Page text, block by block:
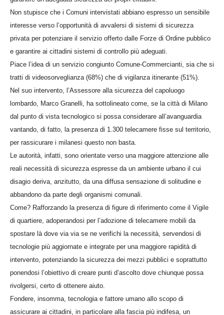
Non stupisce che i Comuni intervistati abbiano espresso un sensibile
interesse verso l’opportunità di avvalersi di sistemi di sicurezza
privata per potenziare il servizio offerto dalle Forze di Ordine pubblico
e garantire ai cittadini sistemi di controllo più adeguati.
Piace l’idea di un servizio congiunto Comune-Commercianti, sia che si
tratti di videosorveglianza (68%) che di vigilanza itinerante (51%).
Nel suo intervento, l’Assessore alla sicurezza del capoluogo
lombardo, Marco Granelli, ha sottolineato come, se la città di Milano
dal punto di vista tecnologico si possa considerare all’avanguardia
vantando, di fatto, la presenza di 1.300 telecamere fisse sul territorio,
per rassicurare i milanesi questo non basta.
Le autorità, infatti, sono orientate verso una maggiore attenzione alle
reali necessità di sicurezza espresse da un ambiente urbano il cui
disagio deriva, anzitutto, da una diffusa sensazione di solitudine e
abbandono da parte degli organismi comunali.
Come? Rafforzando la presenza di figure di riferimento come il Vigile
di quartiere, adoperandosi per l’adozione di telecamere mobili da
spostare là dove via via se ne verifichi la necessità, servendosi di
tecnologie più aggiornate e integrate per una maggiore rapidità di
intervento, potenziando la sicurezza dei mezzi pubblici e soprattutto
ponendosi l’obiettivo di creare punti d’ascolto dove chiunque possa
rivolgersi, certo di ottenere aiuto.
Fondere, insomma, tecnologia e fattore umano allo scopo di
assicurare ai cittadini, in particolare alla fascia più indifesa, un